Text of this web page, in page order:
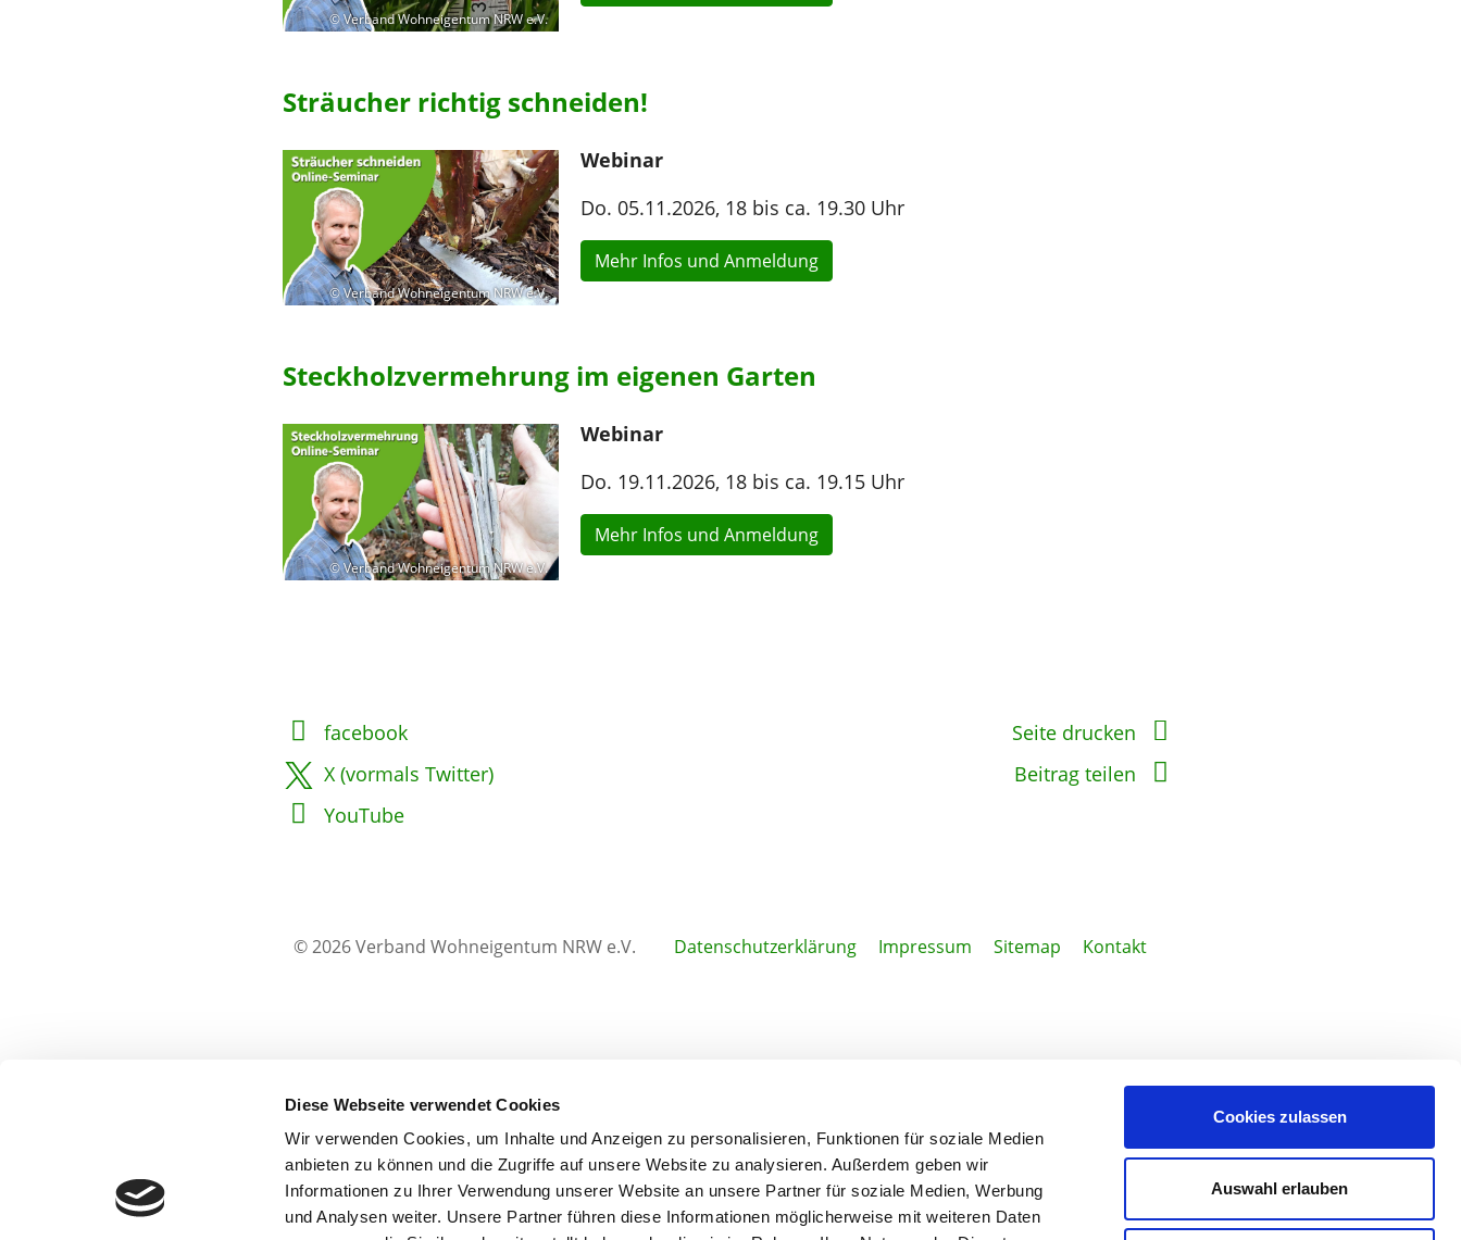
Diese Webseite verwendet Cookies
Wir verwenden Cookies, um Inhalte und Anzeigen zu personalisieren, Funktionen für soziale Medien
anbieten zu können und die Zugriffe auf unsere Website zu analysieren. Außerdem geben wir
Informationen zu Ihrer Verwendung unserer Website an unsere Partner für soziale Medien, Werbung
und Analysen weiter. Unsere Partner führen diese Informationen möglicherweise mit weiteren Daten
Cookies zulassen
Auswahl erlauben
© Verband Wohneigentum NRW e.V.
Sträucher richtig schneiden!
© Verband Wohneigentum NRW e.V.
Webinar
Do. 05.11.2026, 18 bis ca. 19.30 Uhr
Mehr Infos und Anmeldung
Steckholzvermehrung im eigenen Garten
© Verband Wohneigentum NRW e.V.
Webinar
Do. 19.11.2026, 18 bis ca. 19.15 Uhr
Mehr Infos und Anmeldung
facebook
X (vormals Twitter)
YouTube
Seite drucken
Beitrag teilen
© 2026 Verband Wohneigentum NRW e.V. Datenschutzerklärung Impressum Sitemap Kontakt